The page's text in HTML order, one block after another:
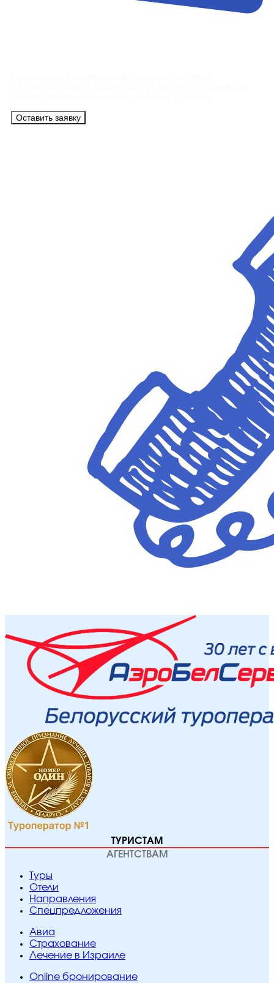
Оставить заявку
ТУРИСТАМ
АГЕНТСТВАМ
Туры
Отели
Направления
Спецпредложения
Авиа
Страхование
Лечение в Израиле
Online бронирование